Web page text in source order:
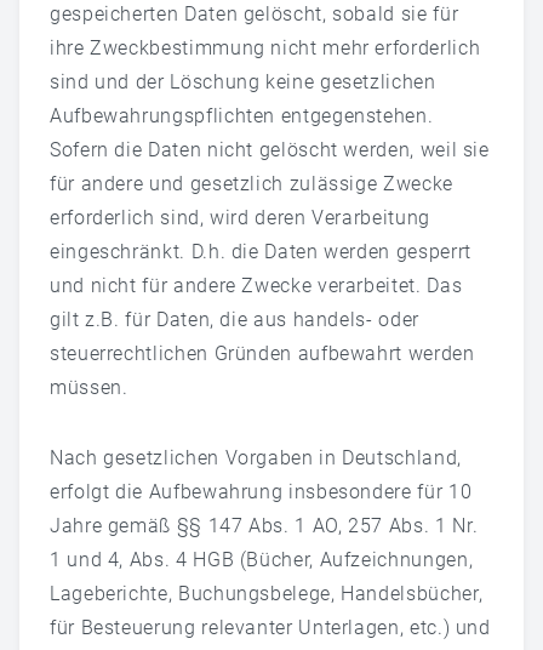
gespeicherten Daten gelöscht, sobald sie für
ihre Zweckbestimmung nicht mehr erforderlich
sind und der Löschung keine gesetzlichen
Aufbewahrungspflichten entgegenstehen.
Sofern die Daten nicht gelöscht werden, weil sie
für andere und gesetzlich zulässige Zwecke
erforderlich sind, wird deren Verarbeitung
eingeschränkt. D.h. die Daten werden gesperrt
und nicht für andere Zwecke verarbeitet. Das
gilt z.B. für Daten, die aus handels- oder
steuerrechtlichen Gründen aufbewahrt werden
müssen.
Nach gesetzlichen Vorgaben in Deutschland,
erfolgt die Aufbewahrung insbesondere für 10
Jahre gemäß §§ 147 Abs. 1 AO, 257 Abs. 1 Nr.
1 und 4, Abs. 4 HGB (Bücher, Aufzeichnungen,
Lageberichte, Buchungsbelege, Handelsbücher,
für Besteuerung relevanter Unterlagen, etc.) und